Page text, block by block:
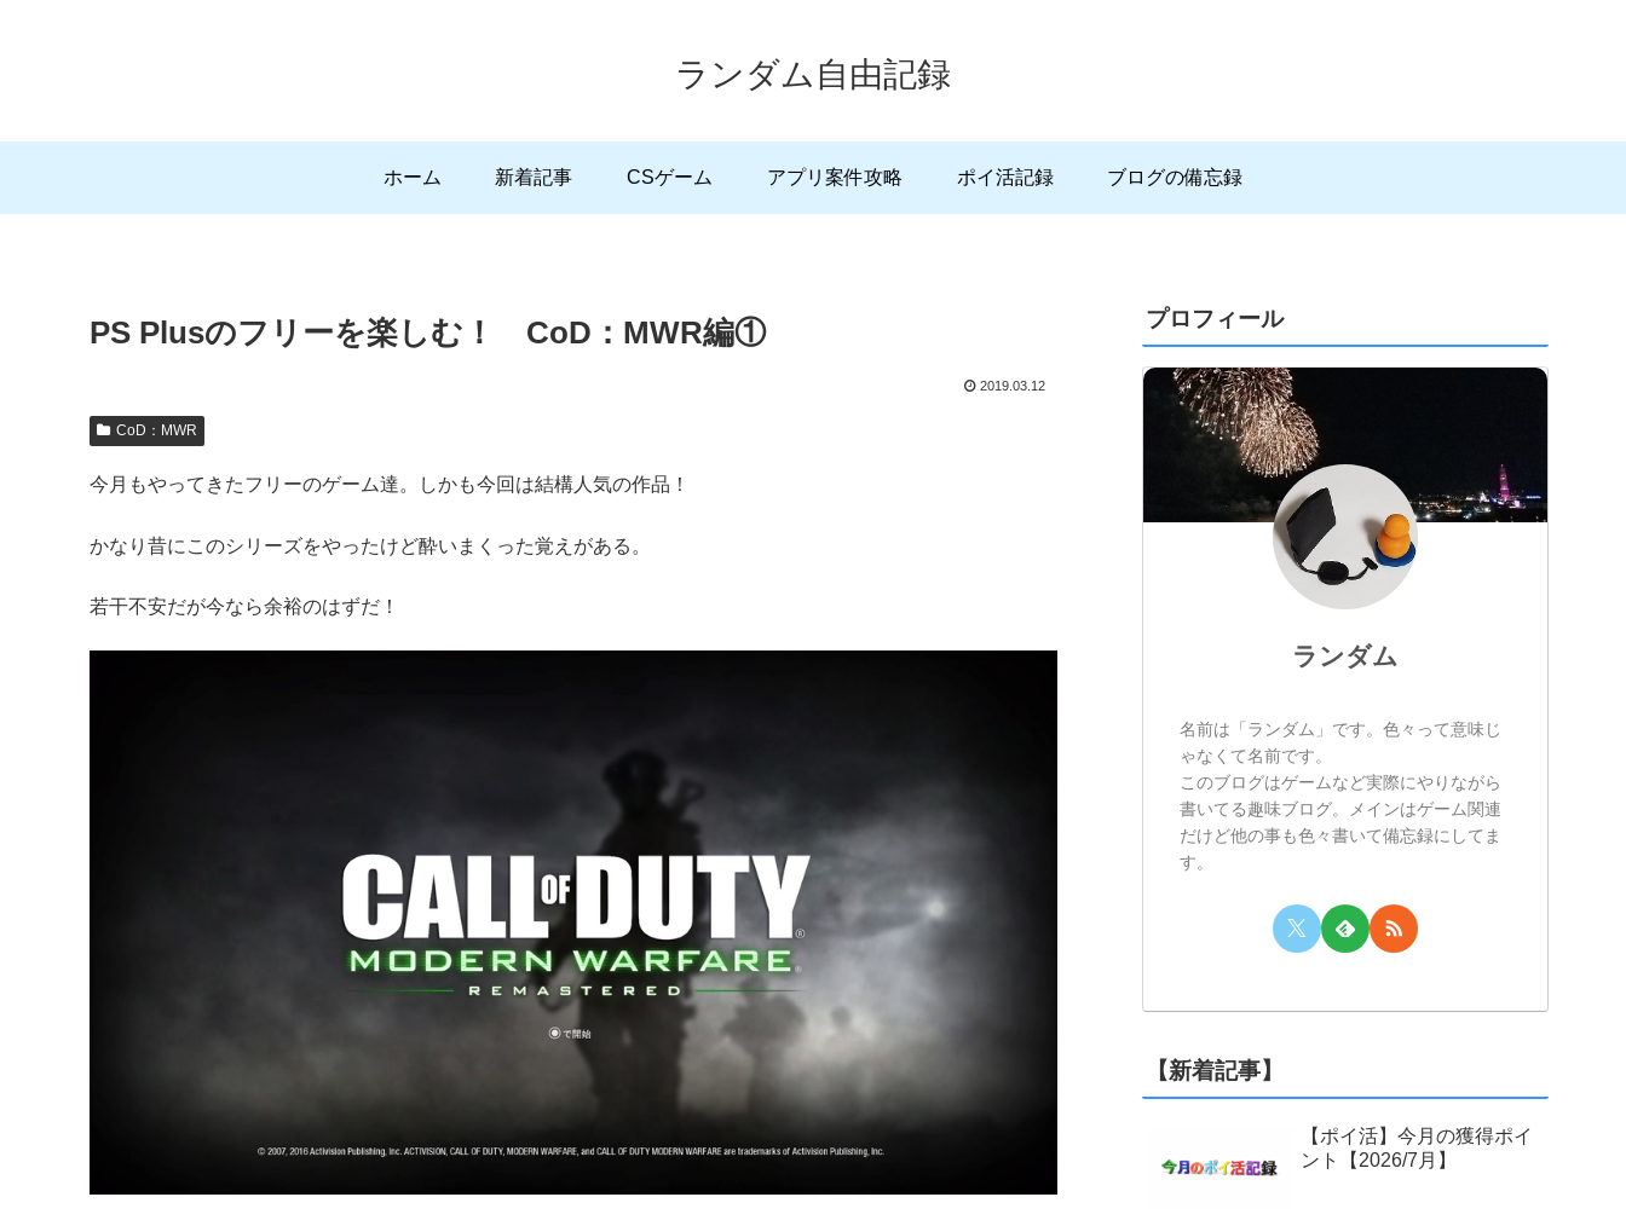
ランダム自由記録
ホーム 新着記事 CSゲーム アプリ案件攻略 ポイ活記録 ブログの備忘録
PS Plusのフリーを楽しむ！ CoD：MWR編①
2019.03.12
CoD：MWR
今月もやってきたフリーのゲーム達。しかも今回は結構人気の作品！
かなり昔にこのシリーズをやったけど酔いまくった覚えがある。
若干不安だが今なら余裕のはずだ！
プロフィール
ランダム
名前は「ランダム」です。色々って意味じ
ゃなくて名前です。
このブログはゲームなど実際にやりながら
書いてる趣味ブログ。メインはゲーム関連
だけど他の事も色々書いて備忘録にしてま
す。
【新着記事】
【ポイ活】今月の獲得ポイ
ント【2026/7月】